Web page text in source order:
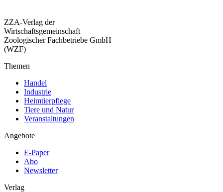
ZZA-Verlag der
Wirtschaftsgemeinschaft
Zoologischer Fachbetriebe GmbH
(WZF)
Themen
Handel
Industrie
Heimtierpflege
Tiere und Natur
Veranstaltungen
Angebote
E-Paper
Abo
Newsletter
Verlag